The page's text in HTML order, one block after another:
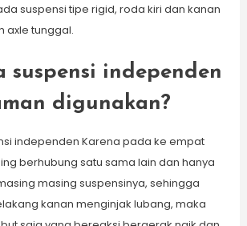
suspensi tipe rigid, roda kiri dan kanan
axle tunggal.
suspensi independen
digunakan?
independen Karena pada ke empat
berhubung satu sama lain dan hanya
masing suspensinya, sehingga
kanan menginjak lubang, maka